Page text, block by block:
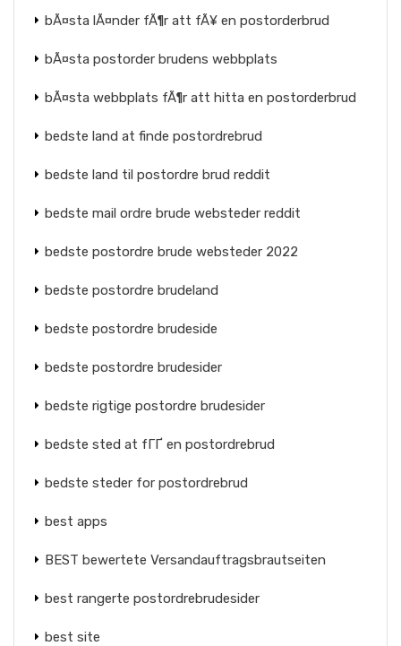
bÃ¤sta lÃ¤nder fÃ¶r att fÃ¥ en postorderbrud
bÃ¤sta postorder brudens webbplats
bÃ¤sta webbplats fÃ¶r att hitta en postorderbrud
bedste land at finde postordrebrud
bedste land til postordre brud reddit
bedste mail ordre brude websteder reddit
bedste postordre brude websteder 2022
bedste postordre brudeland
bedste postordre brudeside
bedste postordre brudesider
bedste rigtige postordre brudesider
bedste sted at fГҐ en postordrebrud
bedste steder for postordrebrud
best apps
BEST bewertete Versandauftragsbrautseiten
best rangerte postordrebrudesider
best site